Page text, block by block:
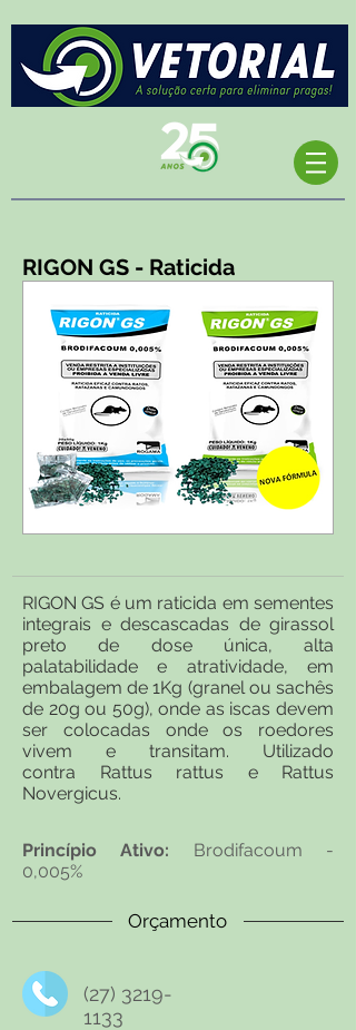
RIGON GS - Raticida
RIGON GS é um raticida em sementes
integrais e descascadas de girassol
preto de dose única, alta
palatabilidade e atratividade, em
embalagem de 1Kg (granel ou sachês
de 20g ou 50g), onde as iscas devem
ser colocadas onde os roedores
vivem e transitam. Utilizado
contra Rattus rattus e Rattus
Novergicus.
Princípio Ativo: Brodifacoum -
0,005%
Orçamento
(27) 3219-
1133